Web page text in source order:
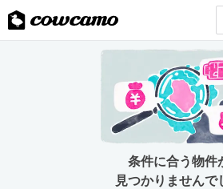
条件に合う物件
見つかりませんで